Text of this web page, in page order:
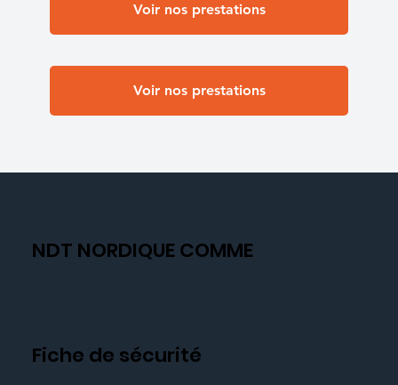
Voir nos prestations
Voir nos prestations
NDT NORDIQUE COMME
Fiche de sécurité